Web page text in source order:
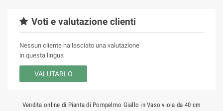
Voti e valutazione clienti
Nessun cliente ha lasciato una valutazione
in questa lingua
VALUTARLO
Vendita online di Pianta di Pompelmo Giallo in Vaso viola da 40 cm